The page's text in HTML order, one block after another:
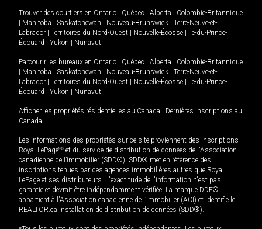
Trouver des courtiers en Ontario Québec Alberta
Colombie-Britannique
Manitoba Saskatchewan Nouveau-Brunswick
Terre-Neuve-et-
Labrador
Territoires du Nord-Ouest Nouvelle-Écosse
Île-du-Prince-
Édouard
Yukon Nunavut
Parcourir les bureaux en Ontario Québec Alberta
Colombie-Britannique
Manitoba Saskatchewan Nouveau-Brunswick
Terre-Neuve-et-
Labrador
Territoires du Nord-Ouest Nouvelle-Écosse
Île-du-Prince-
Édouard
Yukon Nunavut
Afficher les propriétés résidentielles au Canada
Dernières inscriptions au
Canada
Les informations des propriétés sur ce site proviennent des inscriptions
Royal LePageMD et du service de distribution de données de l'Association
canadienne de l’immobilier (SDD®). SDD® met en référence des
inscriptions tenues par des agences immobilières autres que Royal
LePage et ses distributeurs. L'exactitude de l'information n'est pas
garantie et devrait être indépendamment vérifiée. La marque DDF®
appartient à l'Association canadienne de l’immobilier (ACI) et identifie le
REALTOR.ca Installation de distribution de données (SDD®).